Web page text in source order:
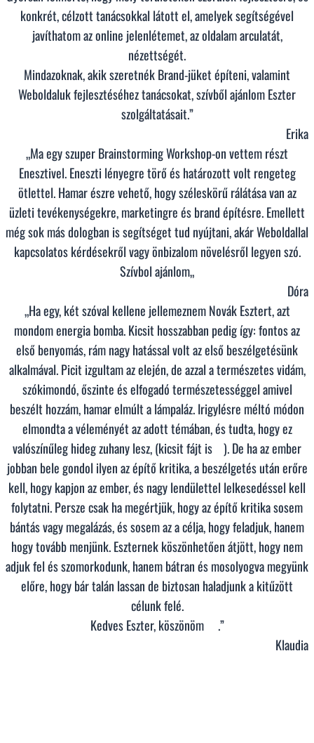
konkrét, célzott tanácsokkal látott el, amelyek segítségével
javíthatom az online jelenlétemet, az oldalam arculatát,
nézettségét.
Mindazoknak, akik szeretnék Brand-jüket építeni, valamint
Weboldaluk fejlesztéséhez tanácsokat, szívből ajánlom Eszter
szolgáltatásait.”
Erika
„Ma egy szuper Brainstorming Workshop-on vettem részt
Enesztivel. Eneszti lényegre törő és határozott volt rengeteg
ötlettel. Hamar észre vehető, hogy széleskörű rálátása van az
üzleti tevékenységekre, marketingre és brand építésre. Emellett
még sok más dologban is segítséget tud nyújtani, akár Weboldallal
kapcsolatos kérdésekről vagy önbizalom növelésről legyen szó.
Szívbol ajánlom„
Dóra
„Ha egy, két szóval kellene jellemeznem Novák Esztert, azt
mondom energia bomba. Kicsit hosszabban pedig így: fontos az
első benyomás, rám nagy hatással volt az első beszélgetésünk
alkalmával. Picit izgultam az elején, de azzal a természetes vidám,
szókimondó, őszinte és elfogadó természetességgel amivel
beszélt hozzám, hamar elmúlt a lámpaláz. Irigylésre méltó módon
elmondta a véleményét az adott témában, és tudta, hogy ez
valószínűleg hideg zuhany lesz, (kicsit fájt is
). De ha az ember
jobban bele gondol ilyen az építő kritika, a beszélgetés után erőre
kell, hogy kapjon az ember, és nagy lendülettel lelkesedéssel kell
folytatni. Persze csak ha megértjük, hogy az építő kritika sosem
bántás vagy megalázás, és sosem az a célja, hogy feladjuk, hanem
hogy tovább menjünk. Eszternek köszönhetően átjött, hogy nem
adjuk fel és szomorkodunk, hanem bátran és mosolyogva megyünk
előre, hogy bár talán lassan de biztosan haladjunk a kitűzött
célunk felé.
Kedves Eszter, köszönöm
.”
Klaudia